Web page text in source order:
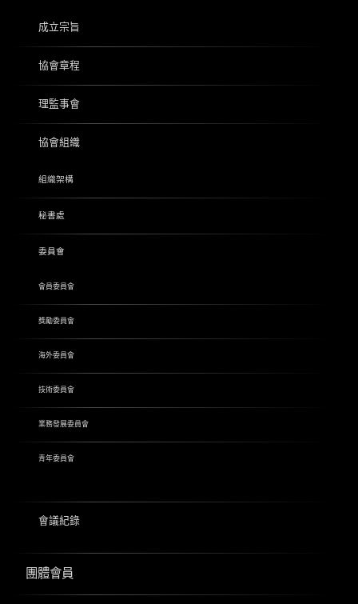
成立宗旨
協會章程
理監事會
協會組織
組織架構
秘書處
委員會
會員委員會
獎勵委員會
海外委員會
技術委員會
業務發展委員會
青年委員會
會議紀錄
團體會員